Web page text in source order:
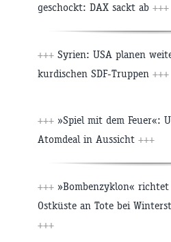
geschockt: DAX sackt ab +++
+++ Syrien: USA planen
kurdischen SDF-Truppen +++
+++ »Spiel mit dem Feuer«:
Atomdeal in Aussicht +++
+++ »Bombenzyklon« richtet
Ostküste an Tote bei
+++